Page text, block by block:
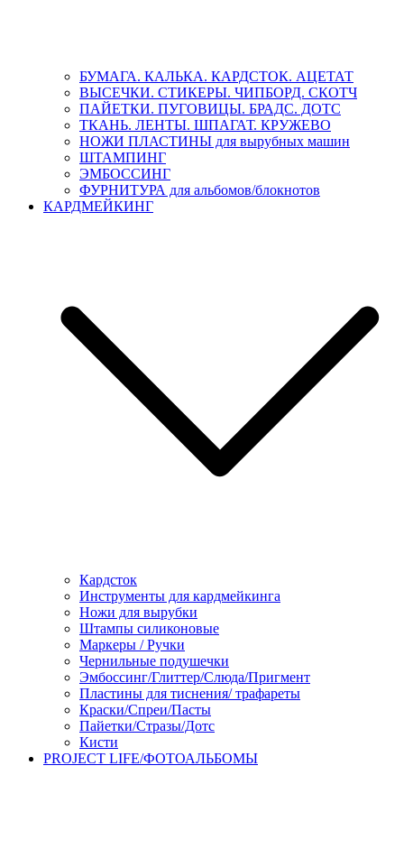
БУМАГА. КАЛЬКА. КАРДСТОК. АЦЕТАТ
ВЫСЕЧКИ. СТИКЕРЫ. ЧИПБОРД. СКОТЧ
ПАЙЕТКИ. ПУГОВИЦЫ. БРАДС. ДОТС
ТКАНЬ. ЛЕНТЫ. ШПАГАТ. КРУЖЕВО
НОЖИ ПЛАСТИНЫ для вырубных машин
ШТАМПИНГ
ЭМБОССИНГ
ФУРНИТУРА для альбомов/блокнотов
КАРДМЕЙКИНГ
Кардсток
Инструменты для кардмейкинга
Ножи для вырубки
Штампы силиконовые
Маркеры / Ручки
Чернильные подушечки
Эмбоссинг/Глиттер/Слюда/Пригмент
Пластины для тиснения/ трафареты
Краски/Спреи/Пасты
Пайетки/Стразы/Дотс
Кисти
PROJECT LIFE/ФОТОАЛЬБОМЫ